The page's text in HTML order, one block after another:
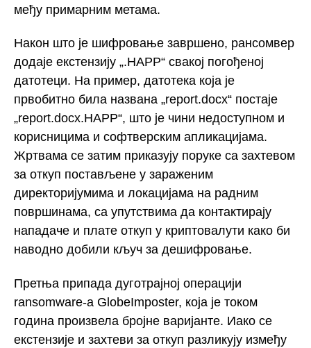
међу примарним метама.
Након што је шифровање завршено, рансомвер
додаје екстензију „.HAPP“ свакој погођеној
датотеци. На пример, датотека која је
првобитно била названа „report.docx“ постаје
„report.docx.HAPP“, што је чини недоступном и
корисницима и софтверским апликацијама.
Жртвама се затим приказују поруке са захтевом
за откуп постављене у зараженим
директоријумима и локацијама на радним
површинама, са упутствима да контактирају
нападаче и плате откуп у криптовалути како би
наводно добили кључ за дешифровање.
Претња припада дуготрајној операцији
ransomware-а GlobeImposter, која је током
година произвела бројне варијанте. Иако се
екстензије и захтеви за откуп разликују између